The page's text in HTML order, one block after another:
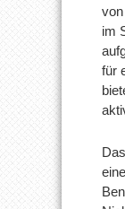
im
für